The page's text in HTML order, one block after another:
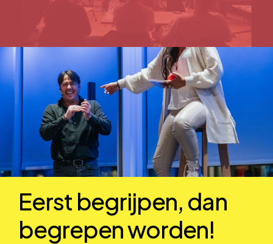
Eerst begrijpen, dan
begrepen worden!